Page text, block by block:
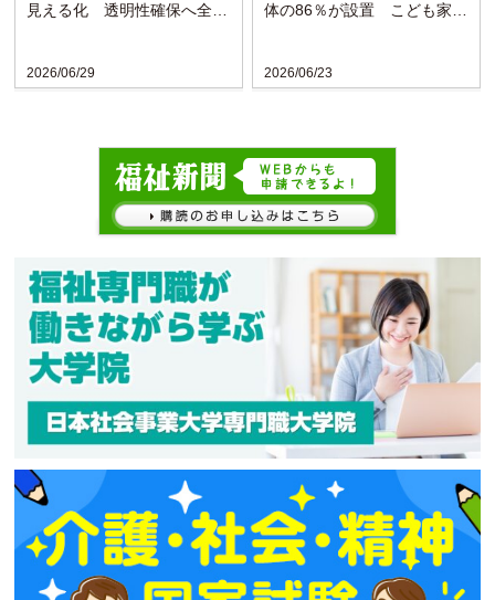
2026/06/29
見える化 透明性確保へ全省
2026/06/23
体の86％が設置 こども家庭